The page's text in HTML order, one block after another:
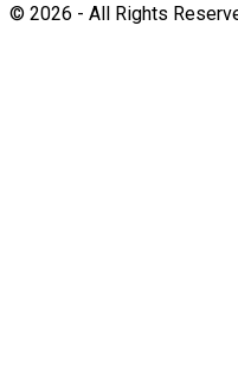
© 2026 - All Rights